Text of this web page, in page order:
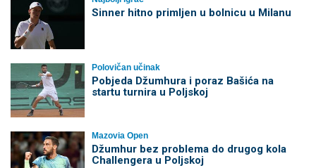
Sinner hitno primljen u bolnicu u Milanu
Polovičan učinak
Pobjeda Džumhura i poraz Bašića na
startu turnira u Poljskoj
Mazovia Open
Džumhur bez problema do drugog kola
Challengera u Poljskoj